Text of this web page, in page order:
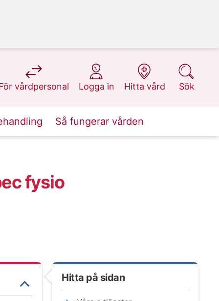
vårdpersonal
på 1177.se
Logga in
på 1177.se
Hitta vård
på 1177.se
Sök
på 1177.se
Så fungerar vården
fysio
Hitta på sidan